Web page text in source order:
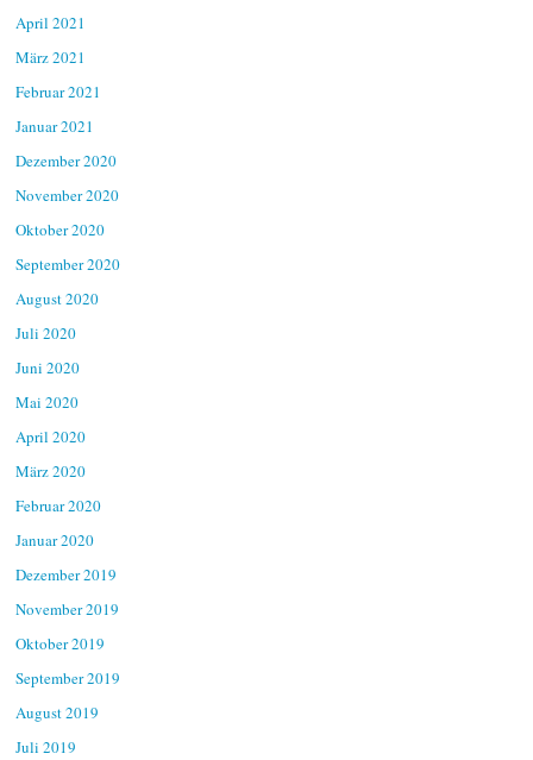
April 2021
März 2021
Februar 2021
Januar 2021
Dezember 2020
November 2020
Oktober 2020
September 2020
August 2020
Juli 2020
Juni 2020
Mai 2020
April 2020
März 2020
Februar 2020
Januar 2020
Dezember 2019
November 2019
Oktober 2019
September 2019
August 2019
Juli 2019